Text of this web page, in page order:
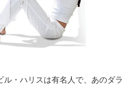
ル・ハリスは有名人で、あのダラ